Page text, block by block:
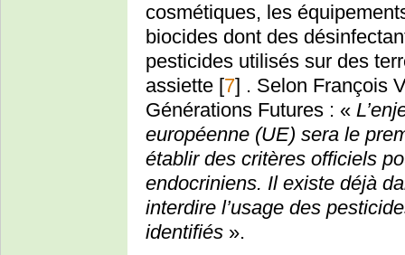
cosmétiques, les
biocides dont des
pesticides utilisés sur des
assiette [7] . Selon François
Générations Futures : «
européenne (UE) sera le
établir des critères officiels
endocriniens. Il existe déjà
interdire l’usage des
identifiés ».